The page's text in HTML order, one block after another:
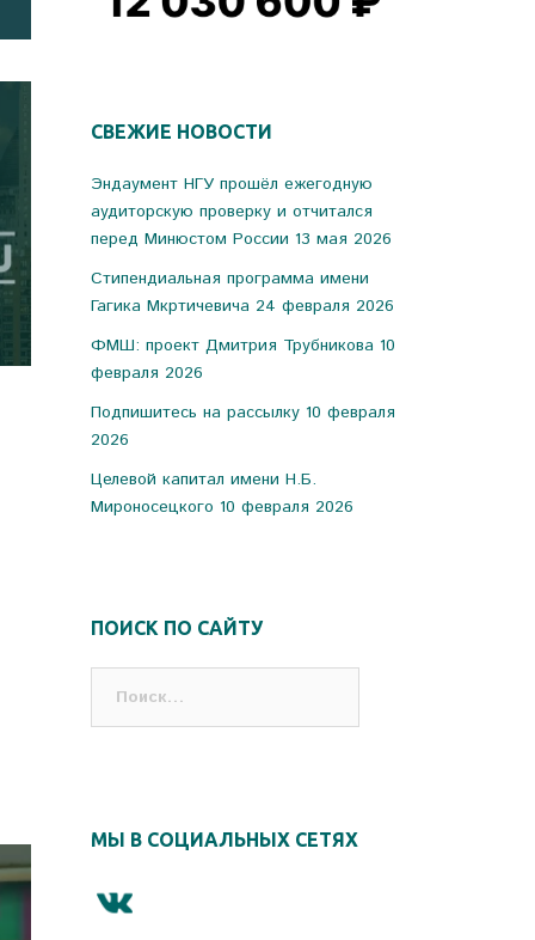
СВЕЖИЕ НОВОСТИ
Эндаумент НГУ прошёл ежегодную
аудиторскую проверку и отчитался
перед Минюстом России 13 мая 2026
Стипендиальная программа имени
Гагика Мкртичевича 24 февраля 2026
ФМШ: проект Дмитрия Трубникова 10
февраля 2026
Подпишитесь на рассылку 10 февраля
2026
Целевой капитал имени Н.Б.
Мироносецкого 10 февраля 2026
ПОИСК ПО САЙТУ
МЫ В СОЦИАЛЬНЫХ СЕТЯХ